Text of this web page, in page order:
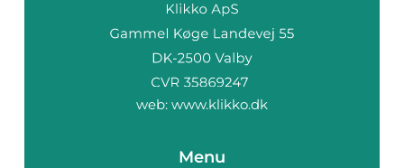
web: www.klikko.dk
Menu